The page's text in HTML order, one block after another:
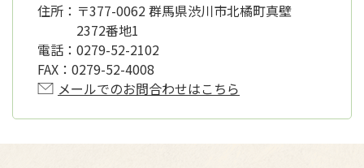
住所： 〒377-0062 群馬県渋川市北橘町真壁
2372番地1
電話： 0279-52-2102
FAX： 0279-52-4008
メールでのお問合わせはこちら